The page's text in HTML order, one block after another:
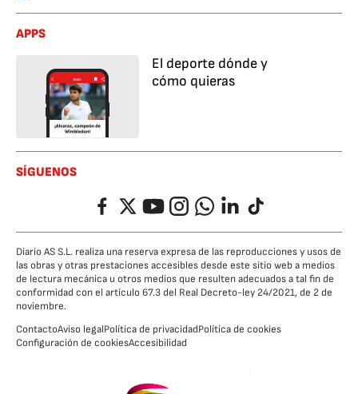
APPS
El deporte dónde y
cómo quieras
SÍGUENOS
FacebookTwitterYouTubeInstagramWhatsappLinkedIn
TikTok
Diario AS S.L. realiza una reserva expresa de las reproducciones y usos de
las obras y otras prestaciones accesibles desde este sitio web a medios
de lectura mecánica u otros medios que resulten adecuados a tal fin de
conformidad con el artículo 67.3 del Real Decreto-ley 24/2021, de 2 de
noviembre.
ContactoAviso legalPolítica de privacidadPolítica de cookies
Configuración de cookiesAccesibilidad